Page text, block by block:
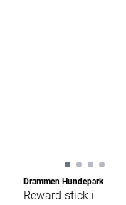
Drammen Hundepark
Reward-stick i